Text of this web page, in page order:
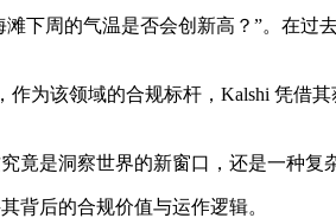
下周的气温是否会创新高？”。在
作为该领域的合规标杆， Kalshi 凭借其
竟是洞察世界的新窗口，还是一种复
背后的合规价值与运作逻辑。